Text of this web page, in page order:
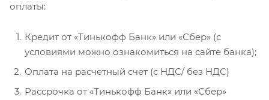
оплаты:
Кредит от «Тинькофф Банк» или «Сбер» (с
условиями можно ознакомиться на сайте банка);
Оплата на расчетный счет (с НДС/ без НДС)
Рассрочка от «Тинькофф Банк» или «Сбер»